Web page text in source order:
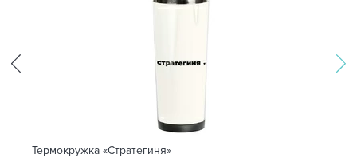
Термокружка «Стратегиня»